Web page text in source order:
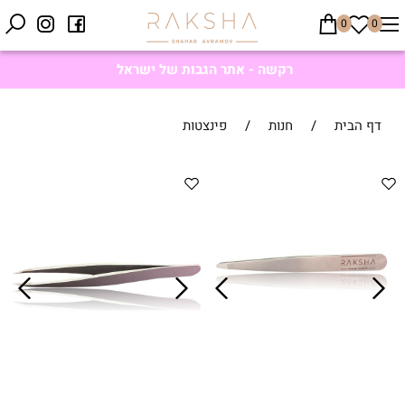
רקשה - אתר הגבות של ישראל
0
0
דף הבית / חנות / פינצטות